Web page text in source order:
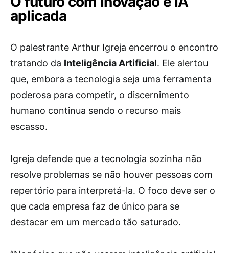
aplicada
O palestrante Arthur Igreja encerrou o encontro
tratando da Inteligência Artificial. Ele alertou
que, embora a tecnologia seja uma ferramenta
poderosa para competir, o discernimento
humano continua sendo o recurso mais
escasso.
Igreja defende que a tecnologia sozinha não
resolve problemas se não houver pessoas com
repertório para interpretá-la. O foco deve ser o
que cada empresa faz de único para se
destacar em um mercado tão saturado.